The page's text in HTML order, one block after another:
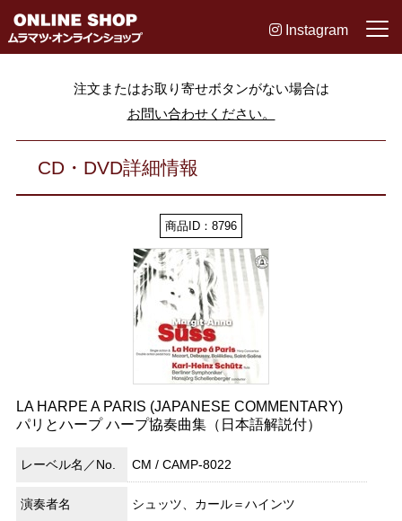
Instagram
注文またはお取り寄せボタンがない場合は
お問い合わせください。
CD・DVD詳細情報
商品ID：8796
LA HARPE A PARIS (JAPANESE COMMENTARY)
パリとハープ ハープ協奏曲集（日本語解説付）
レーベル名／No. CM / CAMP-8022
演奏者名
シュッツ、カール＝ハインツ